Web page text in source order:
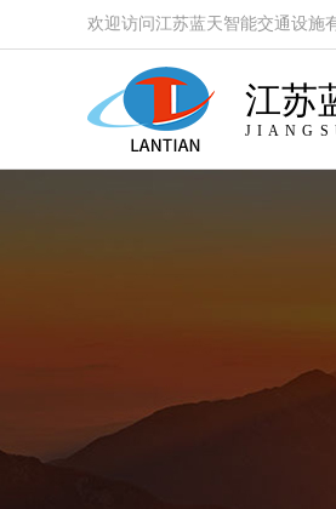
欢迎访问江苏蓝天智能交通设施
江苏